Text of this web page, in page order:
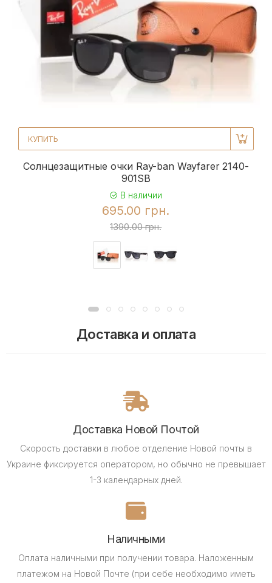
КУПИТЬ
Солнцезащитные очки Ray-ban Wayfarer 2140-
901SB
В наличии
695.00 грн.
1390.00 грн.
Доставка и оплата
Доставка Новой Почтой
Скорость доставки в любое отделение Новой почты в
Украине фиксируется оператором, но обычно не превышает
1-3 календарных дней.
Наличными
Оплата наличными при получении товара. Наложенным
платежом на Новой Почте (при себе необходимо иметь